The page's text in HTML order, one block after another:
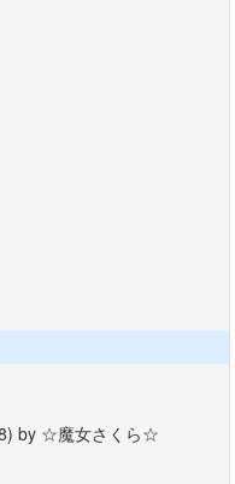
by ☆魔女さくら☆